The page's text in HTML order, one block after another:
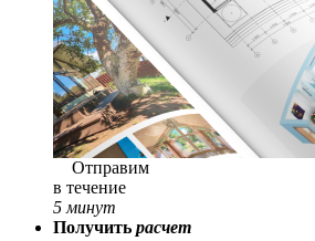
Отправим
в течение
5 минут
Получить расчет